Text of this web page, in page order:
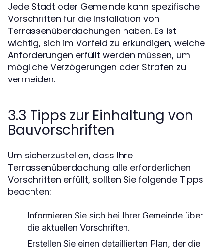
Jede Stadt oder Gemeinde kann spezifische
Vorschriften für die Installation von
Terrassenüberdachungen haben. Es ist
wichtig, sich im Vorfeld zu erkundigen, welche
Anforderungen erfüllt werden müssen, um
mögliche Verzögerungen oder Strafen zu
vermeiden.
3.3 Tipps zur Einhaltung von
Bauvorschriften
Um sicherzustellen, dass Ihre
Terrassenüberdachung alle erforderlichen
Vorschriften erfüllt, sollten Sie folgende Tipps
beachten:
Informieren Sie sich bei Ihrer Gemeinde über
die aktuellen Vorschriften.
Erstellen Sie einen detaillierten Plan, der die